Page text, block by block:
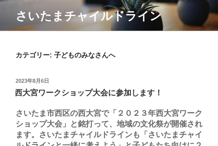
さいたまチャイルドライン
カテゴリー: 子どものみなさんへ
投
稿
2023年8月6日
西大宮ワークショップ大会に参加します！
さいたま市西区の西大宮で「２０２３年西大宮ワーク
ショップ大会」と銘打って、地域の文化祭が開催され
ます。さいたまチャイルドラインも「さいたまチャイ